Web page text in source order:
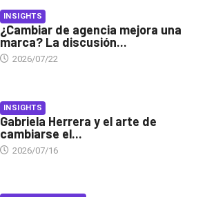
INSIGHTS
¿Cambiar de agencia mejora una
marca? La discusión...
2026/07/22
INSIGHTS
Gabriela Herrera y el arte de
cambiarse el...
2026/07/16